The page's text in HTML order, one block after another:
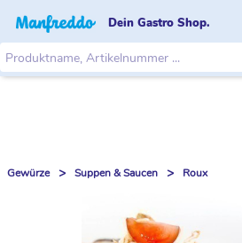
Dein Gastro Shop.
Gewürze > Suppen & Saucen > Roux